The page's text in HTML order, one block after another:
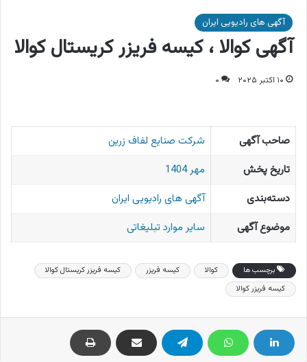
آگهی های رادیویی ایران
آگهی کوالا ، کیسه فریزر کریستال کوالا
۱۰ اکتبر ۲۰۲۵ ۰
صاحب آگهی
شرکت صنایع لفاف زرین
تاریخ پخش
مهر 1404
دسته‌بندی
آگهی های رادیویی ایران
موضوع آگهی
سایر موارد تبلیغاتی
برچسب ها کوالا کیسه فریزر
کیسه فریزر کریستال کوالا
کیسه فریزر کوالا